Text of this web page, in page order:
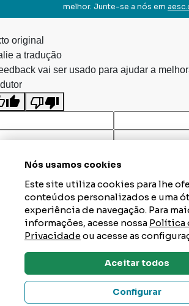
melhor. Junte-se a nós em
Dúvidas?
Nós usamos cookies
Este site utiliza cookies para lhe
conteúdos personalizados e uma
experiência de navegação. Para
informações, acesse nossa Política
Privacidadeou acesse as
Aceitar todos
Configurar
original
a tradução
vai ser usado para ajudar a